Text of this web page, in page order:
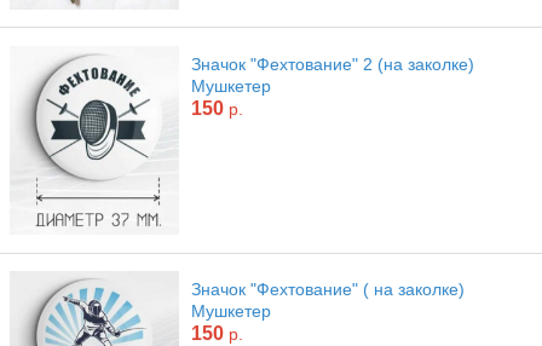
Значок "Фехтование" 2 (на заколке)
Мушкетер
150 р.
Значок "Фехтование" ( на заколке)
Мушкетер
150 р.